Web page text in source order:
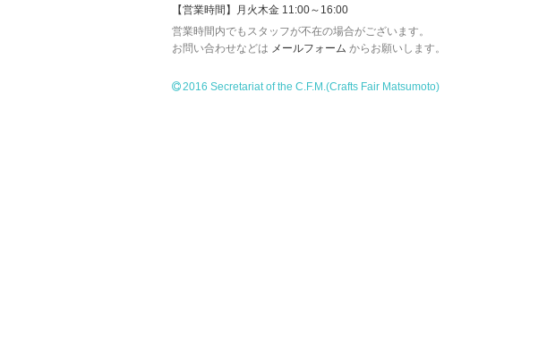
【営業時間】月火木金 11:00～16:00
営業時間内でもスタッフが不在の場合がございます。
お問い合わせなどは メールフォーム からお願いします。
2016 Secretariat of the C.F.M.(Crafts Fair Matsumoto)